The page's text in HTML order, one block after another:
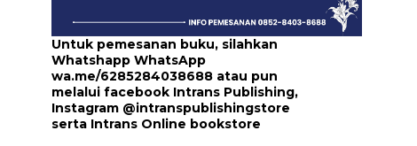
Untuk pemesanan buku, silahkan
Whatshapp WhatsApp
wa.me/6285284038688 atau pun
melalui facebook Intrans Publishing,
Instagram @intranspublishingstore
serta Intrans Online bookstore